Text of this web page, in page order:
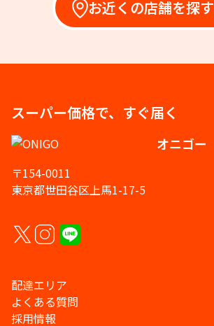
お近くの店舗を探す
スーパー価格で、すぐ届く
オニゴー
〒154-0011
東京都世田谷区上馬1-17-5
配達エリア
よくある質問
採用情報